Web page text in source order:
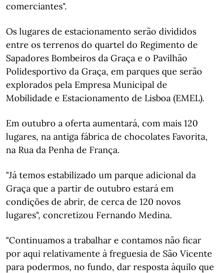
comerciantes".
Os lugares de estacionamento serão divididos
entre os terrenos do quartel do Regimento de
Sapadores Bombeiros da Graça e o Pavilhão
Polidesportivo da Graça, em parques que serão
explorados pela Empresa Municipal de
Mobilidade e Estacionamento de Lisboa (EMEL).
Em outubro a oferta aumentará, com mais 120
lugares, na antiga fábrica de chocolates Favorita,
na Rua da Penha de França.
"Já temos estabilizado um parque adicional da
Graça que a partir de outubro estará em
condições de abrir, de cerca de 120 novos
lugares", concretizou Fernando Medina.
"Continuamos a trabalhar e contamos não ficar
por aqui relativamente à freguesia de São Vicente
para podermos, no fundo, dar resposta àquilo que